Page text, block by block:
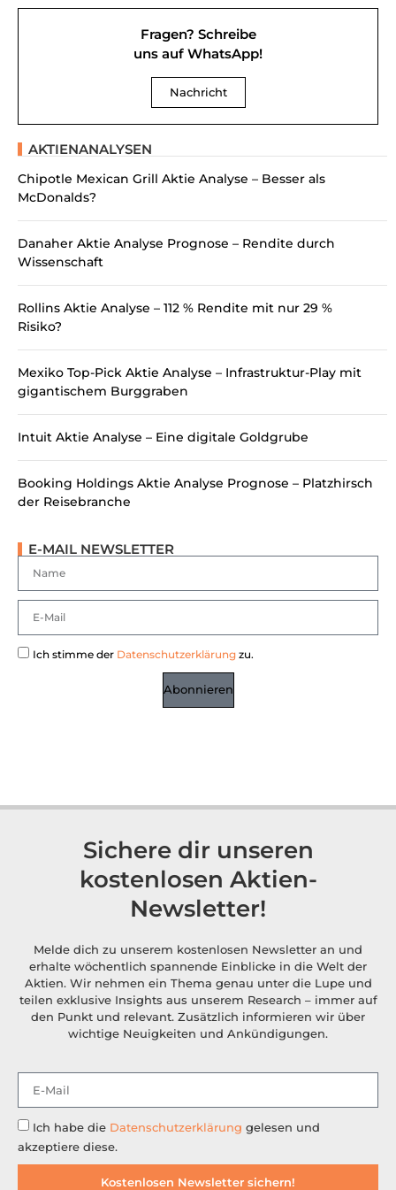
Fragen? Schreibe
uns auf WhatsApp!
Nachricht
AKTIENANALYSEN
Chipotle Mexican Grill Aktie Analyse – Besser als
McDonalds?
Danaher Aktie Analyse Prognose – Rendite durch
Wissenschaft
Rollins Aktie Analyse – 112 % Rendite mit nur 29 %
Risiko?
Mexiko Top-Pick Aktie Analyse – Infrastruktur-Play mit
gigantischem Burggraben
Intuit Aktie Analyse – Eine digitale Goldgrube
Booking Holdings Aktie Analyse Prognose – Platzhirsch
der Reisebranche
E-MAIL NEWSLETTER
Ich stimme der Datenschutzerklärung zu.
Abonnieren
Sichere dir unseren
kostenlosen Aktien-
Newsletter!
Melde dich zu unserem kostenlosen Newsletter an und
erhalte wöchentlich spannende Einblicke in die Welt der
Aktien. Wir nehmen ein Thema genau unter die Lupe und
teilen exklusive Insights aus unserem Research – immer auf
den Punkt und relevant. Zusätzlich informieren wir über
wichtige Neuigkeiten und Ankündigungen.
Ich habe die Datenschutzerklärung gelesen und
akzeptiere diese.
Kostenlosen Newsletter sichern!